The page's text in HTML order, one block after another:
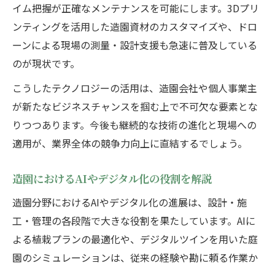
効率化や品質向上を叶える造園テクノロジ
ー
大手造園企業も注目する革新技術の実態
造園業界で評判の高い技術導入ポイント
人手不足時代に注目集める造園のデジタル化
造園業界の人手不足解消に貢献するデジタ
ル化
AI活用が造園業界にもたらす効果と課題
造園会社の現場で進むデジタル技術導入事
求人市場で評価される造園デジタルスキル
造園の現場作業効率化を実現する新技術
造園で独立成功をめざす技術活用の秘訣
イム把握が正確なメンテナンスを可能にします。3Dプリ
ンティングを活用した造園資材のカスタマイズや、ドロ
ーンによる現場の測量・設計支援も急速に普及している
のが現状です。
こうしたテクノロジーの活用は、造園会社や個人事業主
が新たなビジネスチャンスを掴む上で不可欠な要素とな
りつつあります。今後も継続的な技術の進化と現場への
適用が、業界全体の競争力向上に直結するでしょう。
造園におけるAIやデジタル化の役割を解説
造園分野におけるAIやデジタル化の進展は、設計・施
工・管理の各段階で大きな役割を果たしています。AIに
よる植栽プランの最適化や、デジタルツインを用いた庭
園のシミュレーションは、従来の経験や勘に頼る作業か